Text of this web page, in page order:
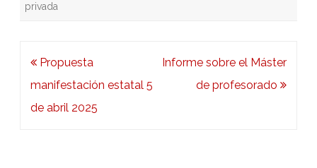
privada
Navegación
de
entradas
Propuesta
manifestación estatal 5
de abril 2025
Informe sobre el Máster
de profesorado